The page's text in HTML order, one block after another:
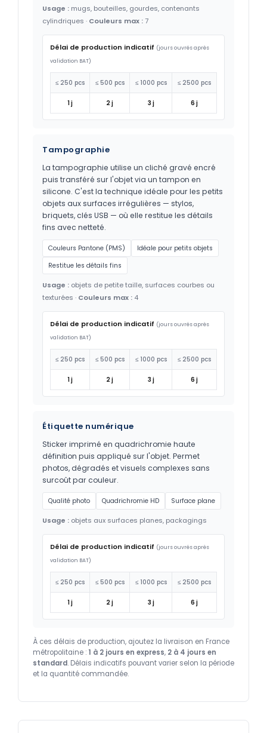
Usage : mugs, bouteilles, gourdes, contenants
cylindriques · Couleurs max :7
Délai de production indicatif (jours ouvrés après
validation BAT)
≤ 250 pcs ≤ 500 pcs ≤ 1000 pcs ≤ 2500 pcs
1 j 2 j 3 j 6 j
Tampographie
La tampographie utilise un cliché gravé encré
puis transféré sur l'objet via un tampon en
silicone. C'est la technique idéale pour les petits
objets aux surfaces irrégulières — stylos,
briquets, clés USB — où elle restitue les détails
fins avec netteté.
Couleurs Pantone (PMS)
Idéale pour petits objets
Restitue les détails fins
Usage : objets de petite taille, surfaces courbes ou
texturées · Couleurs max : 4
Délai de production indicatif (jours ouvrés après
validation BAT)
≤ 250 pcs ≤ 500 pcs ≤ 1000 pcs ≤ 2500 pcs
1 j 2 j 3 j 6 j
Étiquette numérique
Sticker imprimé en quadrichromie haute
définition puis appliqué sur l'objet. Permet
photos, dégradés et visuels complexes sans
surcoût par couleur.
Qualité photo Quadrichromie HD Surface plane
Usage : objets aux surfaces planes, packagings
Délai de production indicatif (jours ouvrés après
validation BAT)
≤ 250 pcs ≤ 500 pcs ≤ 1000 pcs ≤ 2500 pcs
1 j 2 j 3 j 6 j
À ces délais de production, ajoutez la livraison en France
métropolitaine : 1 à 2 jours en express, 2 à 4 jours en
standard. Délais indicatifs pouvant varier selon la période
et la quantité commandée.